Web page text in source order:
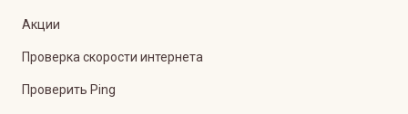
Акции
Проверка скорости интернета
Проверить Ping